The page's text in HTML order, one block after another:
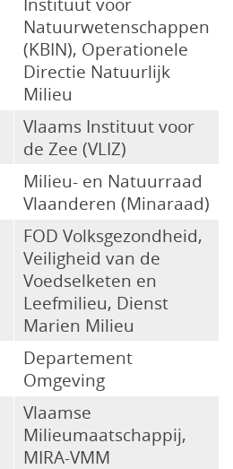
Natuurwetenschappen
(KBIN), Operationele
Directie Natuurlijk
Milieu
Vlaams Instituut voor
de Zee (VLIZ)
Milieu- en Natuurraad
Vlaanderen (Minaraad)
FOD Volksgezondheid,
Veiligheid van de
Voedselketen en
Leefmilieu, Dienst
Marien Milieu
Departement
Omgeving
Vlaamse
Milieumaatschappij,
MIRA-VMM